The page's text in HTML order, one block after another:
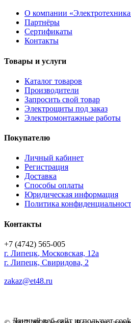
О компании
Партнёры
Сертификаты
Контакты
Товары и услуги
Каталог товаров
Производители
Запросить свой товар
Электрощиты под заказ
Электромонтажные работы
Покупателю
Личный кабинет
Регистрация
Доставка
Способы оплаты
Юридическая информация
Политика
Контакты
+7 (4742) 565-005
г. Липецк, Московская, 12а
г. Липецк, Свиридова, 2
zakaz@et48.ru
Данный веб-сайт использует